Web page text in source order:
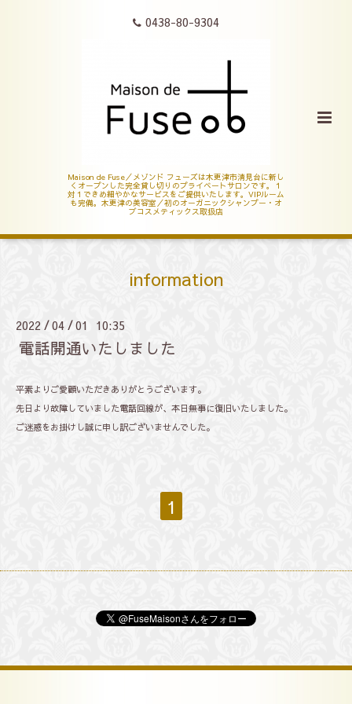
0438-80-9304
Maison de Fuse／メゾンド フューズは木更津市清見台に新し
くオープンした完全貸し切りのプライベートサロンです。１
対１できめ細やかなサービスをご提供いたします。VIPルーム
も完備。木更津の美容室／初のオーガニックシャンプー・オ
ブコスメティックス取扱店
information
2022 /04 /01 10:35
電話開通いたしました
平素よりご愛顧いただきありがとうございます。
先日より故障していました電話回線が、本日無事に復旧いたしました。
ご迷惑をお掛けし誠に申し訳ございませんでした。
1